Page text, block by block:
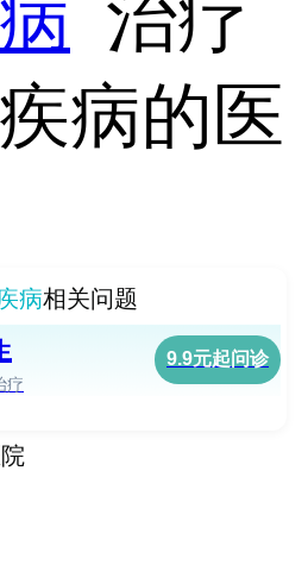
治疗
病的医
病相关问题
疗
9.9元起问诊